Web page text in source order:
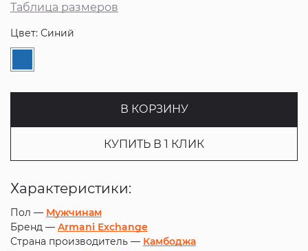
Таблица размеров
Цвет: Синий
В КОРЗИНУ
КУПИТЬ В 1 КЛИК
Характеристики:
Пол — Мужчинам
Бренд — Armani Exchange
Страна производитель — Камбоджа